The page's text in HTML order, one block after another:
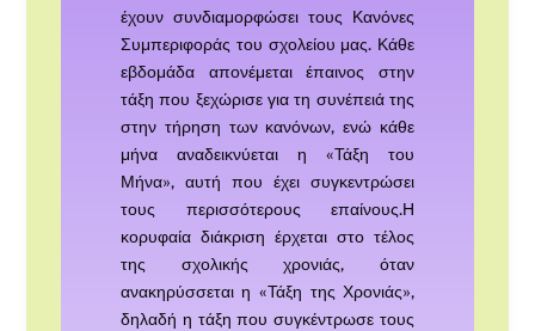
έχουν συνδιαμορφώσει τους Κανόνες
Συμπεριφοράς του σχολείου μας. Κάθε
εβδομάδα απονέμεται έπαινος στην
τάξη που ξεχώρισε για τη συνέπειά της
στην τήρηση των κανόνων, ενώ κάθε
μήνα αναδεικνύεται η «Τάξη του
Μήνα», αυτή που έχει συγκεντρώσει
τους περισσότερους επαίνους.Η
κορυφαία διάκριση έρχεται στο τέλος
της σχολικής χρονιάς, όταν
ανακηρύσσεται η «Τάξη της Χρονιάς»,
δηλαδή η τάξη που συγκέντρωσε τους